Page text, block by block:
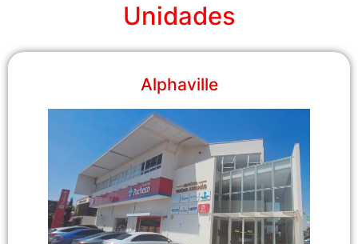
Unidades
Alphaville